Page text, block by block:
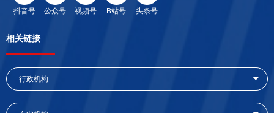
抖音号 公众号 视频号 B站号 头条号
相关链接
行政机构